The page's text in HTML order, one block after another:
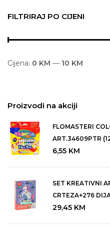
FILTRIRAJ PO CIJENI
Cijena: 0 KM — 10 KM
Proizvodi na akciji
FLOMASTERI
ART.34609PTR
6,55 KM
SET KREATIVNI
CRTEZA+276
29,45 KM